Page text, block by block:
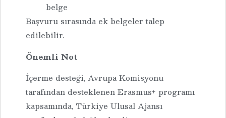
belge
Başvuru sırasında ek belgeler talep
edilebilir.
Önemli Not
İçerme desteği, Avrupa Komisyonu
tarafından desteklenen Erasmus+ programı
kapsamında, Türkiye Ulusal Ajansı